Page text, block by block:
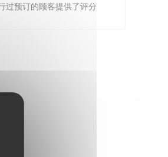
过预订的顾客提供了评分